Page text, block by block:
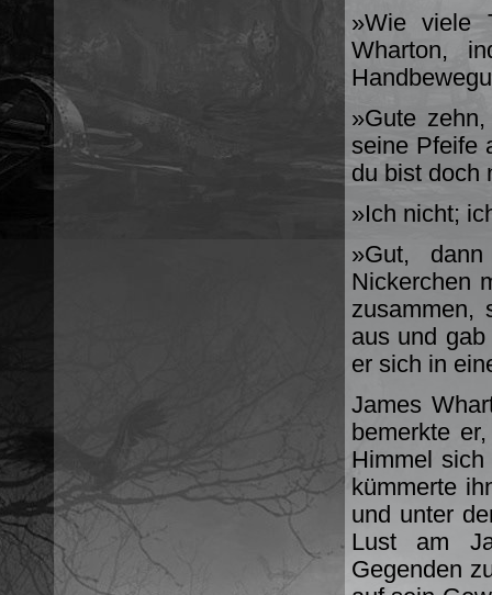
»Wie viele
Wharton,
»Gute
seine Pfeife
du bist doch
»Ich nicht;
»Gut,
Nickerchen
zusammen,
aus und
er sich in
James
bemerkte
Himmel
kümmerte
und unter
Lust am
Gegenden